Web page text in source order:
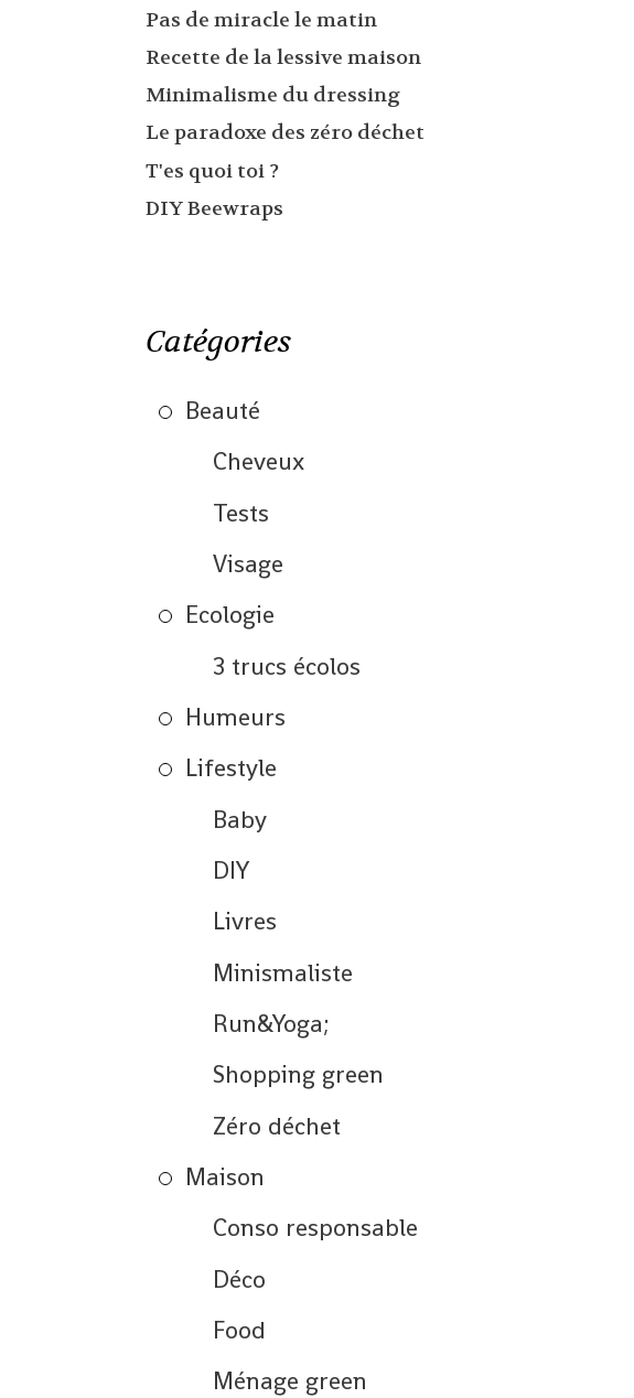
Pas de miracle le matin
Recette de la lessive maison
Minimalisme du dressing
Le paradoxe des zéro déchet
T'es quoi toi ?
DIY Beewraps
Catégories
Beauté
Cheveux
Tests
Visage
Ecologie
3 trucs écolos
Humeurs
Lifestyle
Baby
DIY
Livres
Minismaliste
Run&Yoga;
Shopping green
Zéro déchet
Maison
Conso responsable
Déco
Food
Ménage green